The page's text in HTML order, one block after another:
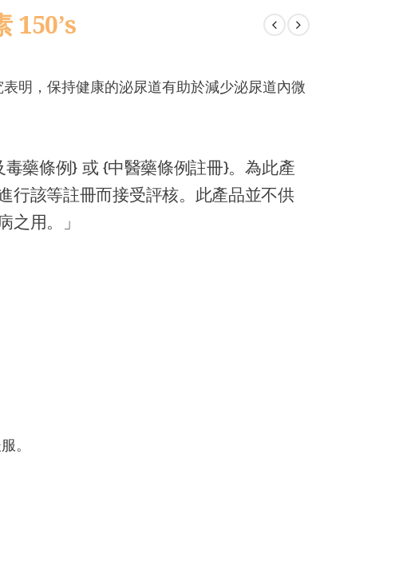
150’s
明，保持健康的泌尿道有助於減少泌尿道內微
毒藥條例} 或 {中醫藥條例註冊}。為此產
行該等註冊而接受評核。此產品並不供
之用。」
。